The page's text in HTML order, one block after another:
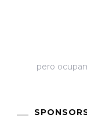
pero